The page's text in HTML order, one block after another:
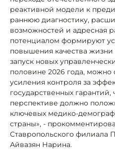
реактивной модели к
раннюю диагностику,
возможностей и адресная
потенциалом формируют
повышения качества жизни
запуск новых
половине 2026 года,
усиления контроля за
государственных гарантий,
перспективе должно
ключевых медико-
страны», -
Ставропольского филиала
Айвазян Нарина.